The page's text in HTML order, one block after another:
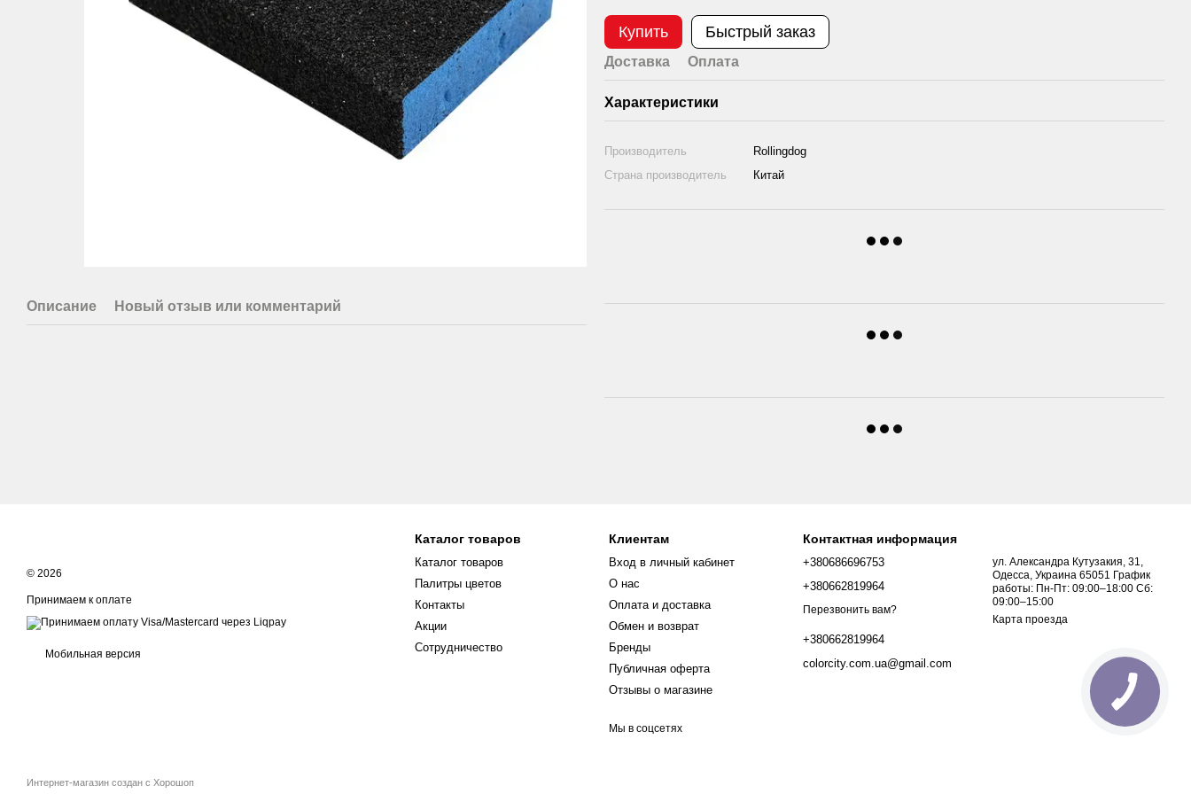
Описание Новый отзыв или комментарий
Купить Быстрый заказ
Доставка Оплата
Характеристики
Производитель
Rollingdog
Страна производитель
Китай
© 2026
Принимаем к оплате
Мобильная версия
Интернет-магазин создан с Хорошоп
Каталог товаров
Каталог товаров
Палитры цветов
Контакты
Акции
Сотрудничество
Клиентам
Вход в личный кабинет
О нас
Оплата и доставка
Обмен и возврат
Бренды
Публичная оферта
Отзывы о магазине
Мы в соцсетях
Контактная информация
+380686696753
+380662819964
Перезвонить вам?
+380662819964
colorcity.com.ua@gmail.com
ул. Александра Кутузакия, 31,
Одесса, Украина 65051 График
работы: Пн-Пт: 09:00–18:00 Сб:
09:00–15:00
Карта проезда